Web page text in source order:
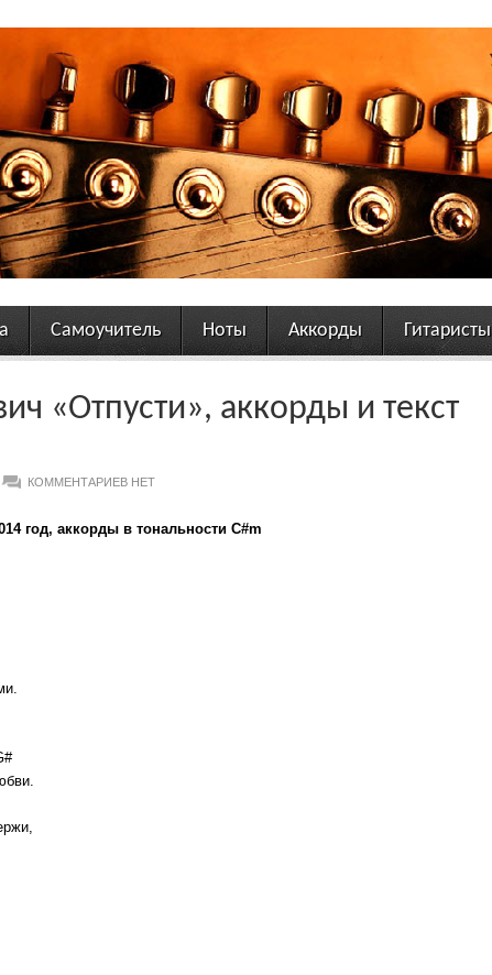
Самоучитель Ноты Аккорды Гитаристы
«Отпусти», аккорды и текст
КОММЕНТАРИЕВ НЕТ
год, аккорды в тональности C#m